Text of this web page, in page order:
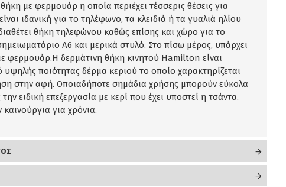
με φερμουάρ η οποία περιέχει τέσσερις θέσεις για
ιδανική για το τηλέφωνο, τα κλειδιά ή τα γυαλιά ηλίου
θήκη τηλεφώνου καθώς επίσης και χώρο για το
A6 και μερικά στυλό. Στο πίσω μέρος, υπάρχει
φερμουάρ.Η δερμάτινη θήκη κινητού Hamilton είναι
ποιότητας δέρμα κεριού το οποίο χαρακτηρίζεται
στην αφή. Οποιαδήποτε σημάδια χρήσης μπορούν εύκολα
ειδική επεξεργασία με κερί που έχει υποστεί η τσάντα.
για χρόνια.